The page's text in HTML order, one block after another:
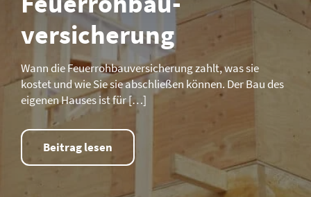
versicherung
Wann die Feuerrohbau­­versicherung zahlt, was sie
kostet und wie Sie sie abschließen können. Der Bau des
eigenen Hauses ist für […]
Beitrag lesen